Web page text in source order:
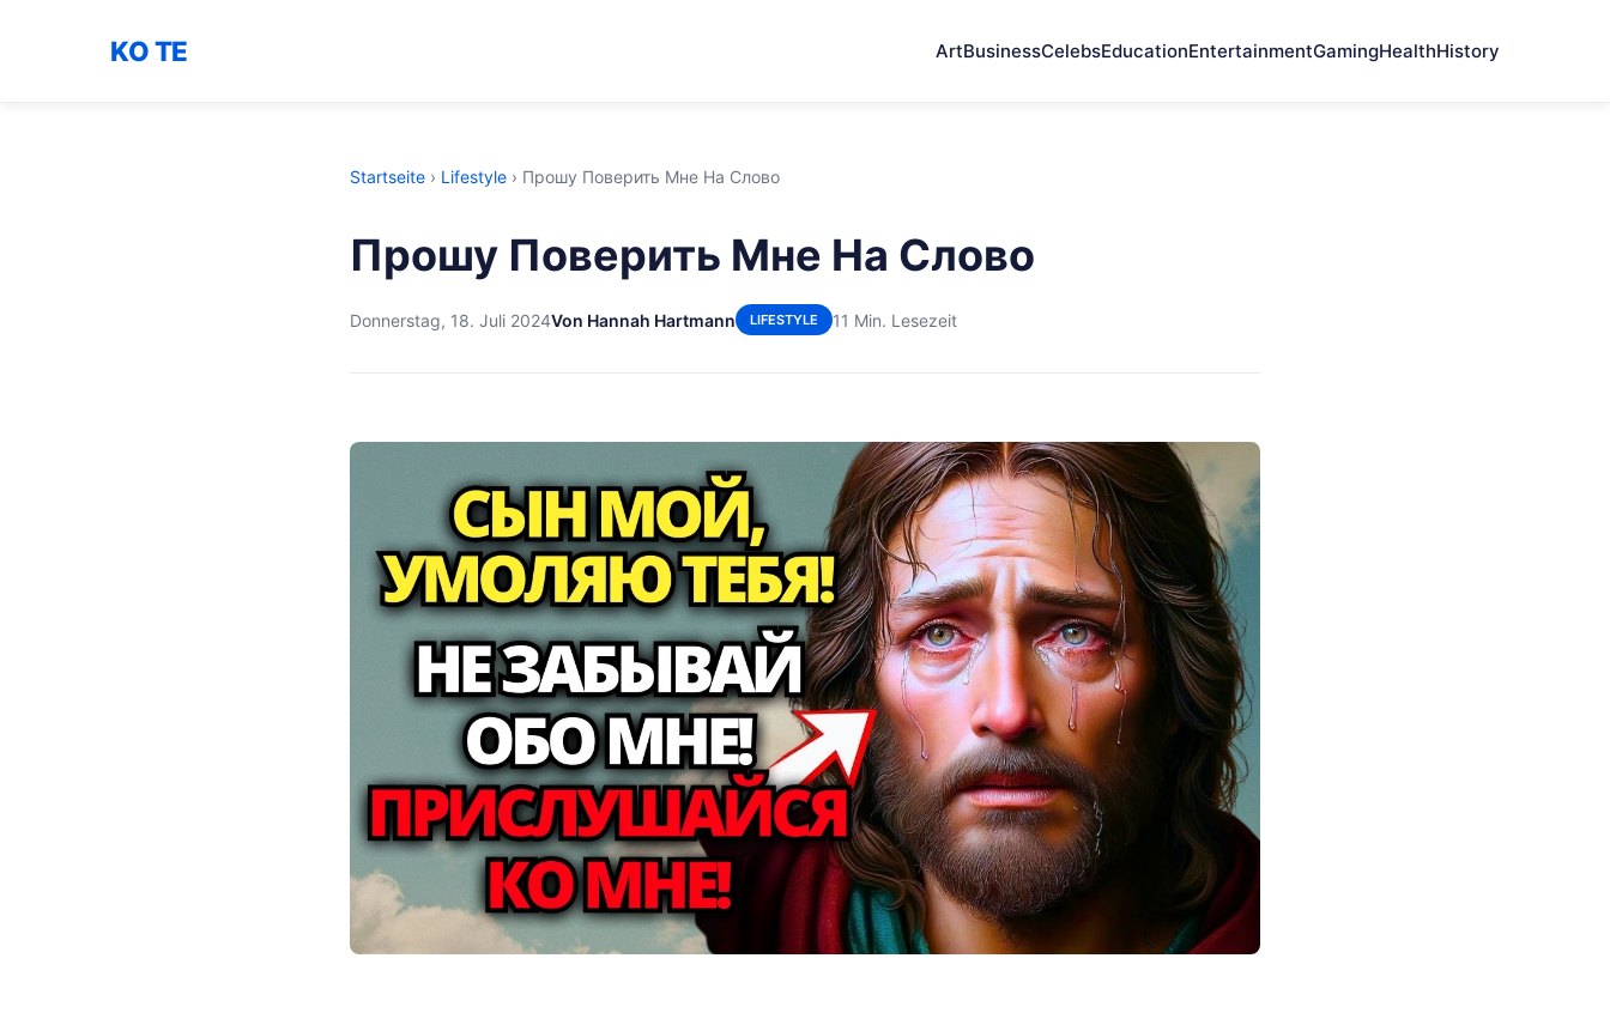
KO TE ArtBusinessCelebsEducationEntertainmentGamingHealthHistory
Startseite › Lifestyle › Прошу Поверить Мне На Слово
Прошу Поверить Мне На Слово
Donnerstag, 18. Juli 2024Von Hannah Hartmann LIFESTYLE 11 Min. Lesezeit